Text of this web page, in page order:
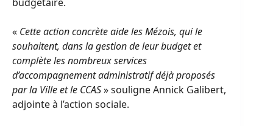
« Cette action concrète aide les Mézois, qui le
souhaitent, dans la gestion de leur budget et
complète les nombreux services
d’accompagnement administratif déjà proposés
par la Ville et le CCAS» souligne Annick Galibert,
adjointe à l’action sociale.